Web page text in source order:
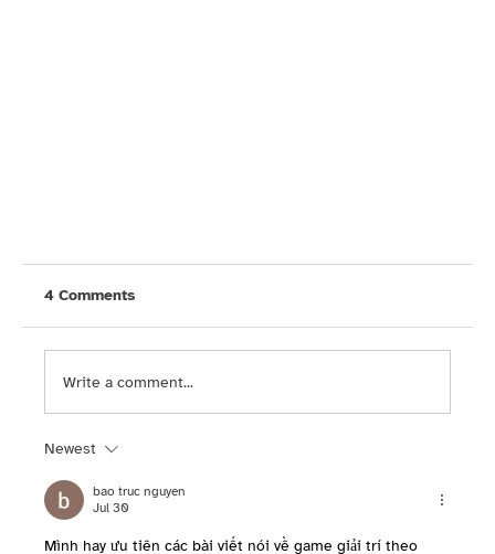
4 Comments
Write a comment...
Newest
bao truc nguyen
Jul 30
Mình hay ưu tiên các bài viết nói về game giải trí theo